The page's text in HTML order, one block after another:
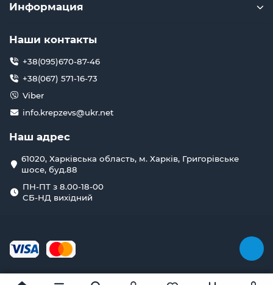
Информация
Наши контакты
+38(095)670-87-46
+38(067) 571-16-73
Viber
info.krepzevs@ukr.net
Наш адрес
61020, Харківська область, м. Харків, Григорівське
шосе, буд.88
ПН-ПТ з 8.00-18-00
СБ-НД вихідний